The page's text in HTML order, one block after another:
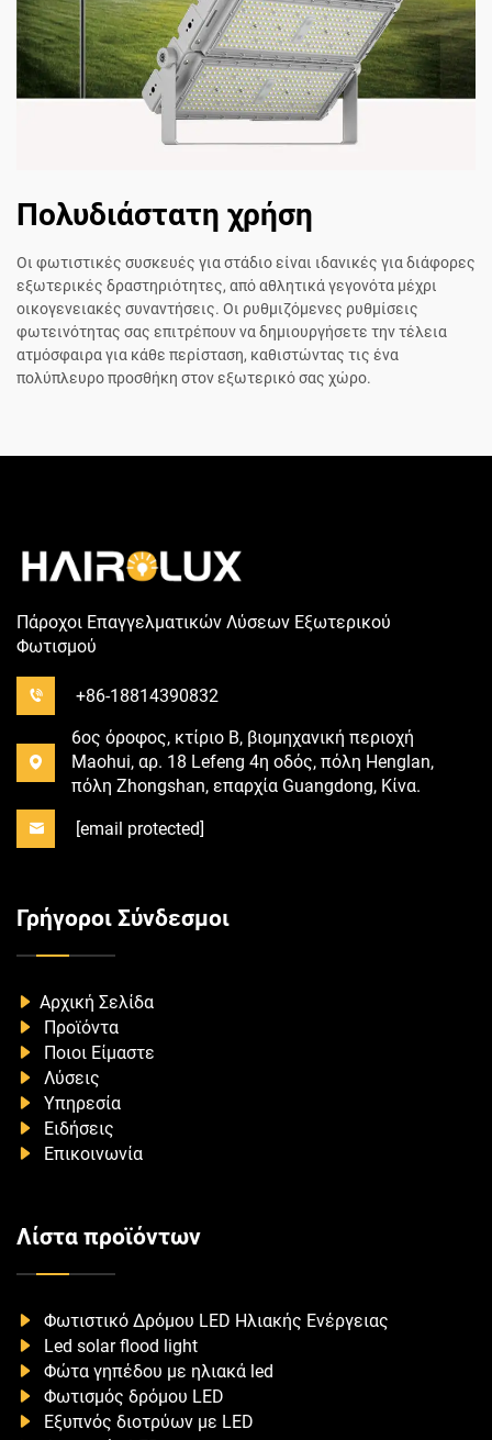
Πολυδιάστατη χρήση
Οι φωτιστικές συσκευές για στάδιο είναι ιδανικές για διάφορες
εξωτερικές δραστηριότητες, από αθλητικά γεγονότα μέχρι
οικογενειακές συναντήσεις. Οι ρυθμιζόμενες ρυθμίσεις
φωτεινότητας σας επιτρέπουν να δημιουργήσετε την τέλεια
ατμόσφαιρα για κάθε περίσταση, καθιστώντας τις ένα
πολύπλευρο προσθήκη στον εξωτερικό σας χώρο.
Πάροχοι Επαγγελματικών Λύσεων Εξωτερικού
Φωτισμού
+86-18814390832
6ος όροφος, κτίριο B, βιομηχανική περιοχή
Maohui, αρ. 18 Lefeng 4η οδός, πόλη Henglan,
πόλη Zhongshan, επαρχία Guangdong, Κίνα.
[email protected]
Γρήγοροι Σύνδεσμοι
Αρχική Σελίδα
Προϊόντα
Ποιοι Είμαστε
Λύσεις
Υπηρεσία
Ειδήσεις
Επικοινωνία
Λίστα προϊόντων
Φωτιστικό Δρόμου LED Ηλιακής Ενέργειας
Led solar flood light
Φώτα γηπέδου με ηλιακά led
Φωτισμός δρόμου LED
Εξυπνός διοτρύων με LED